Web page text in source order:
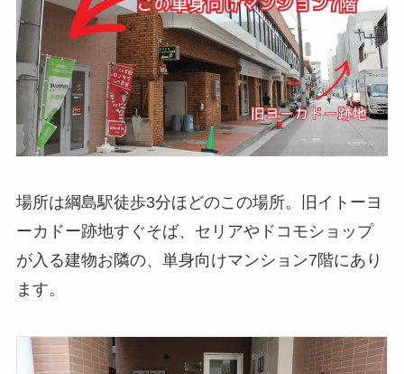
場所は綱島駅徒歩3分ほどのこの場所。旧イトーヨ
ーカドー跡地すぐそば、セリアやドコモショップ
が入る建物お隣の、単身向けマンション7階にあり
ます。